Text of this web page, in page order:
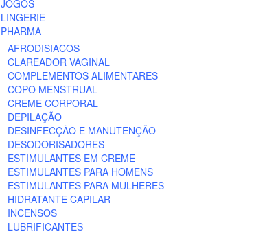
JOGOS
LINGERIE
PHARMA
AFRODISIACOS
CLAREADOR VAGINAL
COMPLEMENTOS ALIMENTARES
COPO MENSTRUAL
CREME CORPORAL
DEPILAÇÃO
DESINFECÇÃO E MANUTENÇÃO
DESODORISADORES
ESTIMULANTES EM CREME
ESTIMULANTES PARA HOMENS
ESTIMULANTES PARA MULHERES
HIDRATANTE CAPILAR
INCENSOS
LUBRIFICANTES